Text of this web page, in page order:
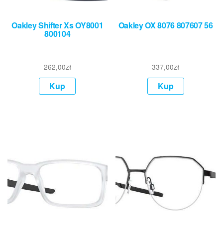
Oakley Shifter Xs OY8001
800104
262,00zł
Kup
Oakley OX 8076 807607 56
337,00zł
Kup